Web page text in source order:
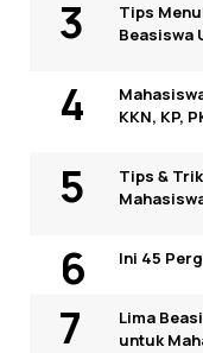
Tips
Beasiswa
KKN, KP,
Tips &
Ini 45
Lima
untuk